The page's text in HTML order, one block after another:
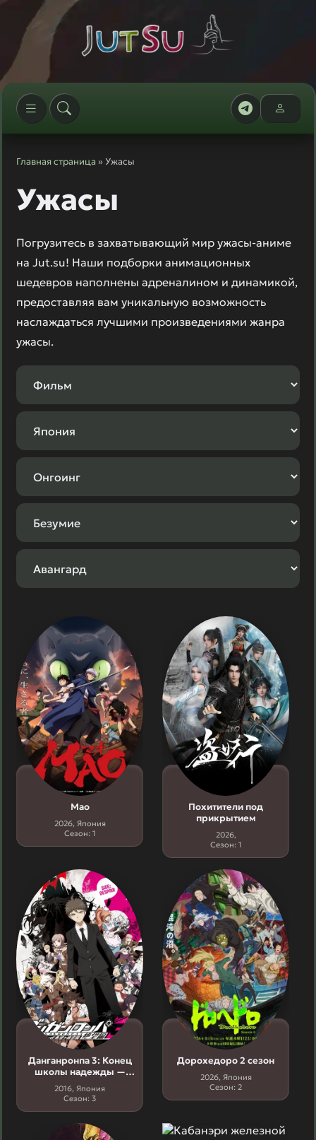
Главная страница » Ужасы
Ужасы
Погрузитесь в захватывающий мир ужасы-аниме
на Jut.su! Наши подборки анимационных
шедевров наполнены адреналином и динамикой,
предоставляя вам уникальную возможность
наслаждаться лучшими произведениями жанра
ужасы.
Мао
2026, Япония
Сезон: 1
Похитители под
прикрытием
2026,
Сезон: 1
Данганронпа 3: Конец
школы надежды —
Отчаяние 3 сезон
2016, Япония
Сезон: 3
Дорохедоро 2 сезон
2026, Япония
Сезон: 2